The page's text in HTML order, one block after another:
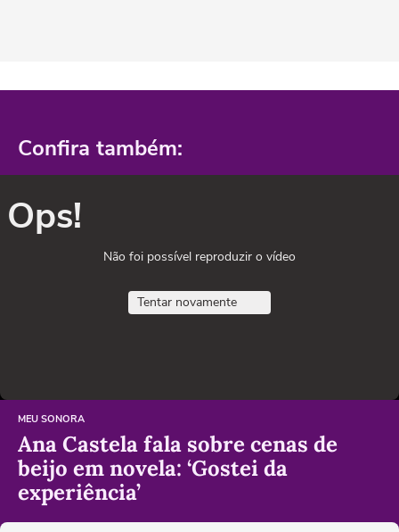
Confira também:
Ops!
Não foi possível reproduzir o vídeo
Tentar novamente
MEU SONORA
Ana Castela fala sobre cenas de
beijo em novela: ‘Gostei da
experiência’